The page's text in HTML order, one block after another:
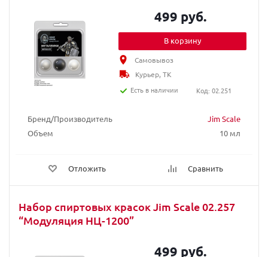
Бренд/Производитель
Jim Scale
Объем
10 мл
Отложить Сравнить
499 руб.
В корзину
Самовывоз
Курьер, ТК
Есть в наличии
Код: 02.251
Набор спиртовых красок Jim Scale 02.257
“Модуляция НЦ-1200”
499 руб.